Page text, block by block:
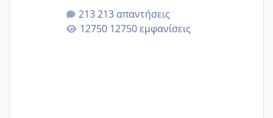
213 απαντήσεις
12750 εμφανίσεις